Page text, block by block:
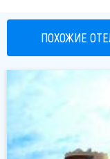
Официальное
При заезде до
при заезде после
стоимости
При выезде после
50% от стоимости
ПОХОЖИЕ